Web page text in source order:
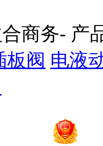
商务- 产
板阀 电液